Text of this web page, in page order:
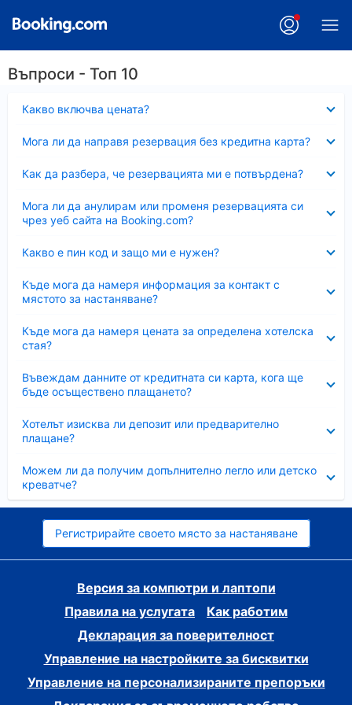
Въпроси - Топ 10
Какво включва цената?
Мога ли да направя резервация без кредитна карта?
Как да разбера, че резервацията ми е потвърдена?
Мога ли да анулирам или променя резервацията си
чрез уеб сайта на Booking.com?
Какво е пин код и защо ми е нужен?
Къде мога да намеря информация за контакт с
мястото за настаняване?
Къде мога да намеря цената за определена хотелска
стая?
Въвеждам данните от кредитната си карта, кога ще
бъде осъществено плащането?
Хотелът изисква ли депозит или предварително
плащане?
Можем ли да получим допълнително легло или детско
креватче?
Регистрирайте своето място за настаняване
Версия за компютри и лаптопи
Правила на услугата
Как работим
Декларация за поверителност
Управление на настройките за бисквитки
Управление на персонализираните препоръки